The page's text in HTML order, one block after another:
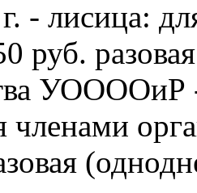
- лисица:
руб.
УООООиР